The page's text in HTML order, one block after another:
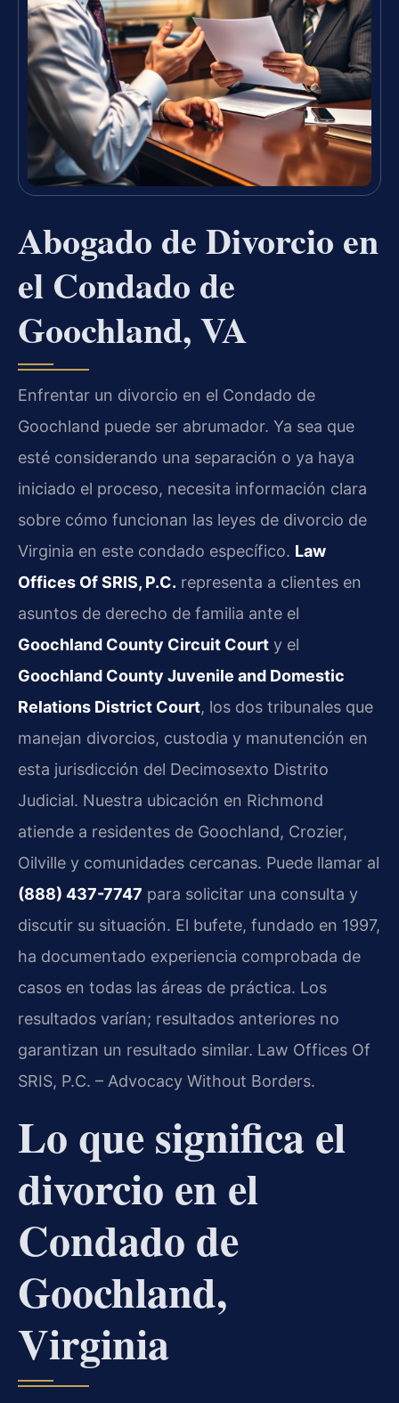
Abogado de Divorcio en
el Condado de
Goochland, VA
Enfrentar un divorcio en el Condado de
Goochland puede ser abrumador. Ya sea que
esté considerando una separación o ya haya
iniciado el proceso, necesita información clara
sobre cómo funcionan las leyes de divorcio de
Virginia en este condado específico. Law
Offices Of SRIS, P.C. representa a clientes en
asuntos de derecho de familia ante el
Goochland County Circuit Court y el
Goochland County Juvenile and Domestic
Relations District Court, los dos tribunales que
manejan divorcios, custodia y manutención en
esta jurisdicción del Decimosexto Distrito
Judicial. Nuestra ubicación en Richmond
atiende a residentes de Goochland, Crozier,
Oilville y comunidades cercanas. Puede llamar al
(888) 437-7747 para solicitar una consulta y
discutir su situación. El bufete, fundado en 1997,
ha documentado experiencia comprobada de
casos en todas las áreas de práctica. Los
resultados varían; resultados anteriores no
garantizan un resultado similar. Law Offices Of
SRIS, P.C. – Advocacy Without Borders.
Lo que significa el
divorcio en el
Condado de
Goochland,
Virginia